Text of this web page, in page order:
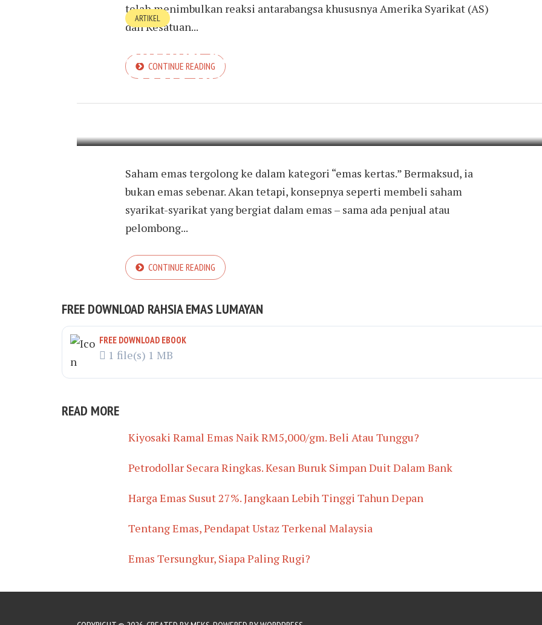
telah menimbulkan reaksi antarabangsa khususnya Amerika Syarikat (AS)
dan Kesatuan...
CONTINUE READING
ARTIKEL
SAHAM VS EMAS FIZIKAL, YANG
MANA BERBALOI?
Saham emas tergolong ke dalam kategori “emas kertas.” Bermaksud, ia
bukan emas sebenar. Akan tetapi, konsepnya seperti membeli saham
syarikat-syarikat yang bergiat dalam emas – sama ada penjual atau
pelombong...
CONTINUE READING
FREE DOWNLOAD RAHSIA EMAS LUMAYAN
FREE DOWNLOAD EBOOK
1 file(s) 1 MB
READ MORE
Kiyosaki Ramal Emas Naik RM5,000/gm. Beli Atau Tunggu?
Petrodollar Secara Ringkas. Kesan Buruk Simpan Duit Dalam Bank
Harga Emas Susut 27%. Jangkaan Lebih Tinggi Tahun Depan
Tentang Emas, Pendapat Ustaz Terkenal Malaysia
Emas Tersungkur, Siapa Paling Rugi?